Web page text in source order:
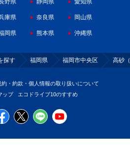
庫県 奈良県 岡山県
岡県 熊本県 沖縄県
探す 福岡県 福岡市中央区 高砂
約・約款・個人情報の取り扱いについて
ップ エコドライブ10のすすめ